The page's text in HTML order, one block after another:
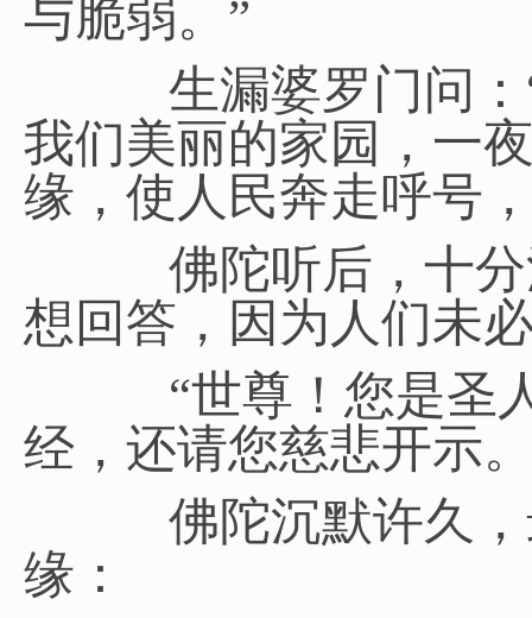
与脆弱。”
生漏婆罗门问：“
我们美丽的家园，一
缘，使人民奔走呼号
佛陀听后，十分
想回答，因为人们未
“世尊！您是圣人
经，还请您慈悲开示
佛陀沉默许久，
缘：